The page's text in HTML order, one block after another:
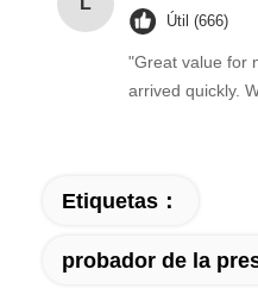
Útil (666)
"Great value for
arrived quickly.
Etiquetas：
probador de la